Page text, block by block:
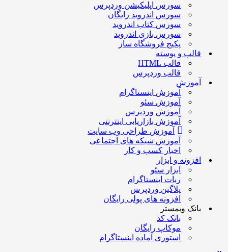
سورس اپلیکیشن وردپرس
سورس اندروید رایگان
سورس کتاب اندروید
سورس بازی اندروید
پکیج فروشگاه ساز
قالب و پوسته
قالب HTML
قالب وردپرس
آموزش
آموزش اینستاگرام
آموزش سئو
آموزش وردپرس
آموزش بازاریابی اینترنتی
آموزش طراحی وب سایت
آموزش شبکه های اجتماعی
اخبار کسب و کار
افزونه و ابزار
ابزار سئو
ربات اینستاگرام
پلاگین وردپرس
افزونه های پولی رایگان
بانک وبمستر
بانک کد
موکاپ رایگان
استوری آماده اینستاگرام